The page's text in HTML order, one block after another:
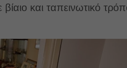
βίαιο και ταπεινωτικό